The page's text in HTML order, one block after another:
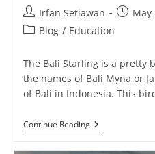
Post
author:
Irfan Setiawan
PostMay
PostBlog / Education
The Bali Starling is a pretty
the names of Bali Myna or
of Bali in Indonesia. This
Continue ReadingBali
Starling: